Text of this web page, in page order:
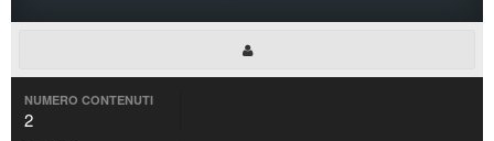
NUMERO CONTENUTI
2